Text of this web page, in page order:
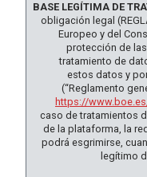
obligación legal
Europeo y del
protección de
tratamiento de
estos datos y
(“Reglamento
https://
caso de tratamientos
de la plataforma, la
podrá esgrimirse,
legítimo